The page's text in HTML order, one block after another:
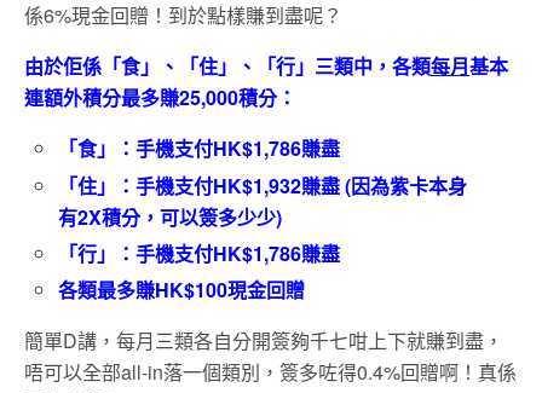
係6%現金回贈！到於點樣賺到盡呢？
由於佢係「食」、「住」、「行」三類中，各類每月基本
連額外積分最多賺25,000積分：
「食」：手機支付HK$1,786賺盡
「住」：手機支付HK$1,932賺盡 (因為紫卡本身
有2X積分，可以簽多少少)
「行」：手機支付HK$1,786賺盡
各類最多賺HK$100現金回贈
簡單D講，每月三類各自分開簽夠千七咁上下就賺到盡，
唔可以全部all-in落一個類別，簽多咗得0.4%回贈啊！真係